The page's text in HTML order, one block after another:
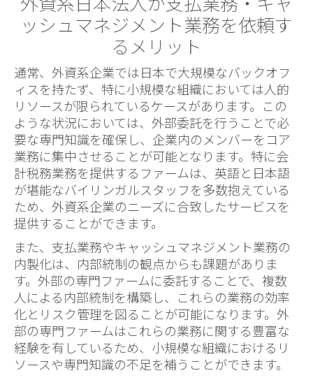
ッシュマネジメント業務を依頼す
るメリット
通常、外資系企業では日本で大規模なバックオフ
ィスを持たず、特に小規模な組織においては人的
リソースが限られているケースがあります。この
ような状況においては、外部委託を行うことで必
要な専門知識を確保し、企業内のメンバーをコア
業務に集中させることが可能となります。特に会
計税務業務を提供するファームは、英語と日本語
が堪能なバイリンガルスタッフを多数抱えている
ため、外資系企業のニーズに合致したサービスを
提供することができます。
また、支払業務やキャッシュマネジメント業務の
内製化は、内部統制の観点からも課題がありま
す。外部の専門ファームに委託することで、複数
人による内部統制を構築し、これらの業務の効率
化とリスク管理を図ることが可能になります。外
部の専門ファームはこれらの業務に関する豊富な
経験を有しているため、小規模な組織におけるリ
ソースや専門知識の不足を補うことができます。